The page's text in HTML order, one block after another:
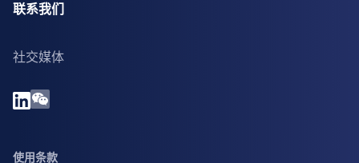
联系我们
社交媒体
使用条款